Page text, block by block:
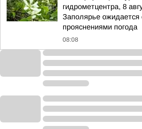
гидрометцентра, 8
Заполярье ожидается
прояснениями погода
08:08